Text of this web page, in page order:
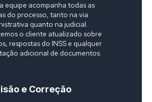
equipe acompanha todas as
do processo, tanto na via
quanto na judicial.
o cliente atualizado sobre
respostas do INSS e qualquer
adicional de documentos.
e Correção